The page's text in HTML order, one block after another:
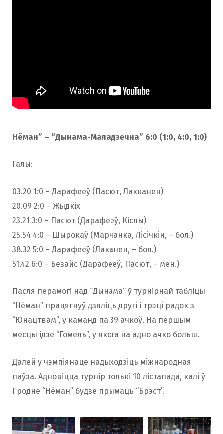
Нёман” – “Дынама-Маладзечна” 6:0 (1:0, 4:0, 1:0)
Галы:
03.20 1:0 – Дарафееў (Пасют, Лакканен)
20.09 2:0 – Жыдкіх
23.21 3:0 – Пасют (Дарафееў, Кіслы)
25.54 4:0 – Шырокаў (Марчанка, Лісічкін, – бол.)
38.32 5:0 – Дарафееў (Лаканен, – бол.)
51.42 6:0 – Безайс (Дарафееў, Пасют, – мен.)
Пасля перамогі над “Дынама” ў турнірнай табліцы
“Нёман” працягнуў дзяліць другi і трэцi радок з
“Юнацтвам”, у каманд па 39 ачкоў. На першым
месцы ідзе “Гомель”, у якога на адно ачко больш.
Далей у чэмпіянаце надыходзіць міжнародная
паўза. Адновіцца турнір толькі 10 лістапада, калi ў
Гродне “Нёман” будзе прымаць “Брэст”.